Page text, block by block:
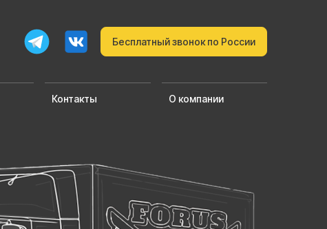
Бесплатный звонок по России
Контакты О компании